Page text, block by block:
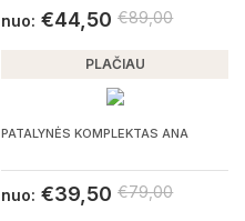
nuo: €44,50 €89,00
PLAČIAU
PATALYNĖS KOMPLEKTAS ANA
nuo: €39,50 €79,00